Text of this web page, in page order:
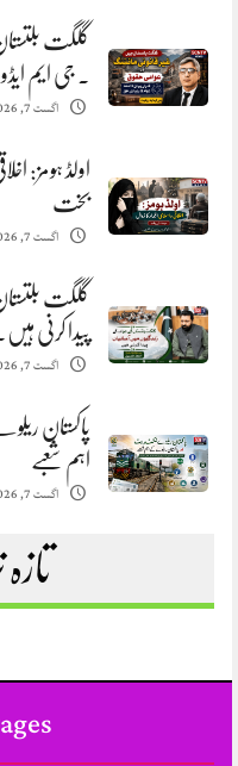
گلگت
. جی ایم
اگست 7, 2026
اولڈ ہومز:
بخت
اگست 7, 2026
گلگت
پیدا کرنی
اگست 7, 2026
پاکستان
اہم شعبے
اگست 7, 2026